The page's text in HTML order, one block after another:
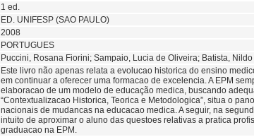
1 ed.
ED. UNIFESP (SAO PAULO)
2008
PORTUGUES
Puccini, Rosana Fiorini; Sampaio, Lucia de Oliveira; Batista,
Este livro não apenas relata a evolucao historica do ensino
em continuar a oferecer uma formacao de excelencia. A EPM
elaboracao de um modelo de educação medica, buscando
“Contextualizacao Historica, Teorica e Metodologica”, situa o
nacionais de mudancas na educacao medica. A seguir, na
intuito de aproximar o aluno das questoes relativas a pratica
graduacao na EPM.